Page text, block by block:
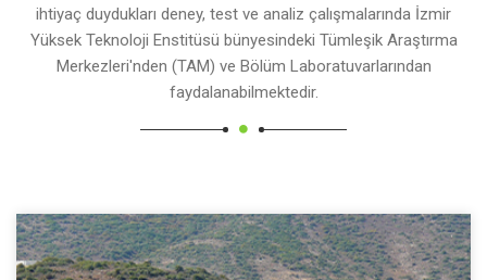
ihtiyaç duydukları deney, test ve analiz çalışmalarında İzmir
Yüksek Teknoloji Enstitüsü bünyesindeki Tümleşik Araştırma
Merkezleri'nden (TAM) ve Bölüm Laboratuvarlarından
faydalanabilmektedir.